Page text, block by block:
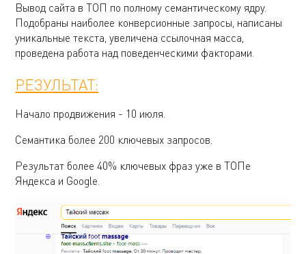
Вывод сайта в ТОП по полному семантическому ядру.
Подобраны наиболее конверсионные запросы, написаны
уникальные текста, увеличена ссылочная масса,
проведена работа над поведенческими факторами.
РЕЗУЛЬТАТ:
Начало продвижения - 10 июля.
Семантика более 200 ключевых запросов.
Результат более 40% ключевых фраз уже в ТОПе
Яндекса и Google.